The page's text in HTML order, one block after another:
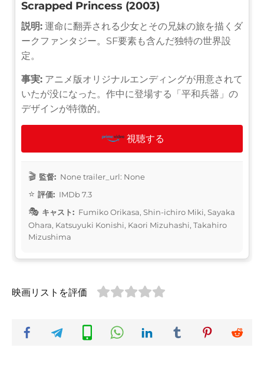
Scrapped Princess (2003)
説明: 運命に翻弄される少女とその兄妹の旅を描くダ
ークファンタジー。SF要素も含んだ独特の世界設
定。
事実: アニメ版オリジナルエンディングが用意されて
いたが没になった。作中に登場する「平和兵器」の
デザインが特徴的。
視聴する
監督: None trailer_url: None
評価: IMDb 7.3
キャスト: Fumiko Orikasa, Shin-ichiro Miki, Sayaka
Ohara, Katsuyuki Konishi, Kaori Mizuhashi, Takahiro
Mizushima
映画リストを評価